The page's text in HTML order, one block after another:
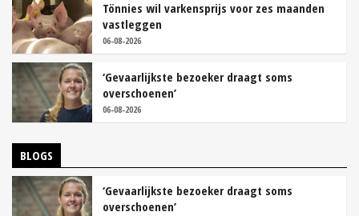
Tönnies wil varkensprijs voor zes maanden
vastleggen
06-08-2026
‘Gevaarlijkste bezoeker draagt soms
overschoenen’
06-08-2026
BLOGS
‘Gevaarlijkste bezoeker draagt soms
overschoenen’